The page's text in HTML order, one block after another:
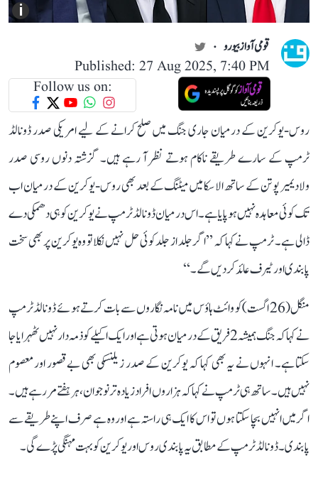
i
قومی آواز بیورو
Published: 27 Aug 2025, 7:40 PM
Follow us on:
روس-یوکرین کے درمیان جاری جنگ میں صلح کرانے کے لیے امریکی صدر ڈونالڈ
ٹرمپ کے سارے طریقے ناکام ہوتے نظر آ رہے ہیں۔ گزشتہ دنوں روسی صدر
ولادیمیر پوتن کے ساتھ الاسکا میں میٹنگ کے بعد بھی روس-یوکرین کے درمیان اب
تک کوئی معاہدہ نہیں ہو پایا ہے۔ اس درمیان ڈونالڈ ٹرمپ نے یوکرین کو ہی دھمکی دے
ڈالی ہے۔ ٹرمپ نے کہا کہ ’’اگر جلد از جلد کوئی حل نہیں نکلا تو وہ یوکرین پر بھی سخت
پابندی اور ٹیرف عائد کر دیں گے۔‘‘
منگل (26 اگست) کو وائٹ ہاؤس میں نامہ نگاروں سے بات کرتے ہوئے ڈونالڈ ٹرمپ
نے کہا کہ جنگ ہمیشہ 2 فریق کے درمیان ہوتی ہے اور ایک اکیلے کو ذمہ دار نہیں ٹھہرایا جا
سکتا ہے۔ انہوں نے یہ بھی کہا کہ یوکرین کے صدر زیلنسکی بھی بے قصور اور معصوم
نہیں ہیں۔ ساتھ ہی ٹرمپ نے کہا کہ ہزاروں افراد زیادہ تر نوجوان، ہر ہفتے مر رہے ہیں۔
اگر میں انہیں بچا سکتا ہوں تو اس کا ایک ہی راستہ ہے اور وہ ہے صرف اپنے طریقے سے
پابندی۔ ڈونالڈ ٹرمپ کے مطابق یہ پابندی روس اور یوکرین کو بہت مہنگی پڑے گی۔